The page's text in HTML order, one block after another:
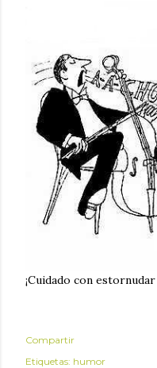
¡Cuidado con
Compartir
Etiquetas: humor